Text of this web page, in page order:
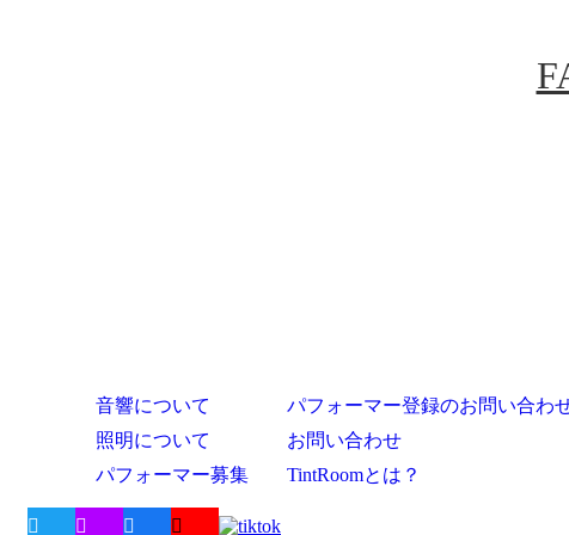
音響について
照明について
パフォーマー募集
パフォーマー登録のお問い合わ
お問い合わせ
TintRoomとは？